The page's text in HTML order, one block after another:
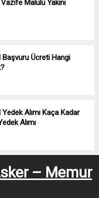
Malulü Yakını
Başvuru Ücreti Hangi
Alımı Kaça Kadar
Alımı